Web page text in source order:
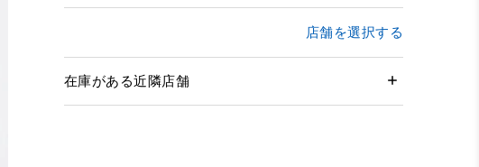
店舗を選択する
在庫がある近隣店舗